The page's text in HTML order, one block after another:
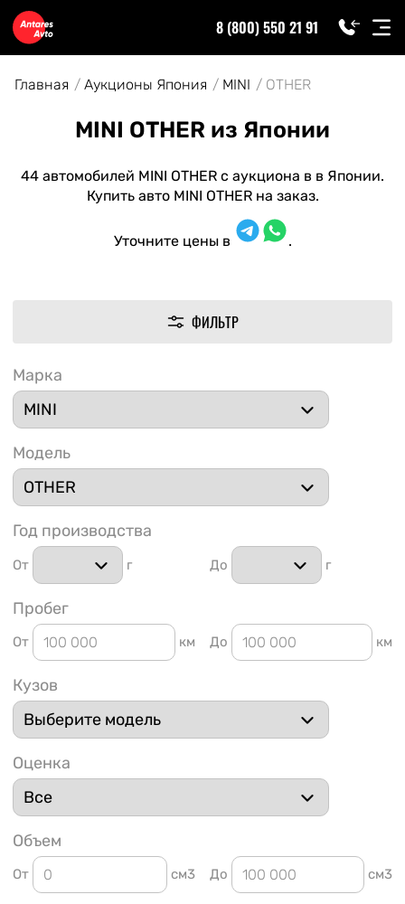
91
8 (800) 550 21 91
Главная Аукционы Япония MINI OTHER
MINI OTHER из Японии
44 автомобилей MINI OTHER с аукциона в в Японии.
Купить авто MINI OTHER на заказ.
Уточните цены в .
ФИЛЬТР
Марка
Модель
Год производства
От г До г
Пробег
От км До км
Кузов
Оценка
Объем
От см3 До см3